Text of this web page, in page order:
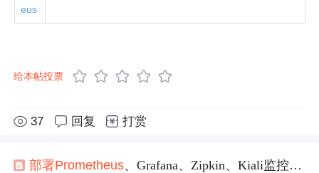
eus
给本帖投票
37 回复 打赏
部署Prometheus、Grafana、Zipkin、Kiali监控度量